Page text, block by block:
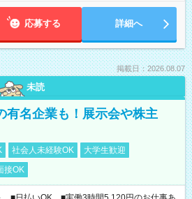
応募する 詳細へ
掲載日：2026.08.07
未読
有名企業も！展示会や株主
社会人未経験OK
大学生歓迎
接OK